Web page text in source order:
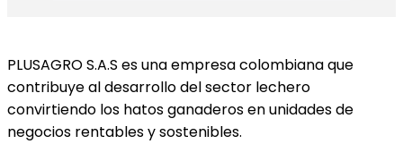
PLUSAGRO S.A.S es una empresa colombiana que
contribuye al desarrollo del sector lechero
convirtiendo los hatos ganaderos en unidades de
negocios rentables y sostenibles.